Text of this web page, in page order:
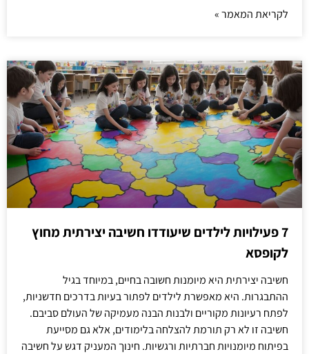
לקריאת המאמר »
7 פעילויות לילדים שיעודדו חשיבה יצירתית מחוץ
לקופסא
חשיבה יצירתית היא מיומנות חשובה בחיים, במיוחד בגיל
ההתבגרות. היא מאפשרת לילדים לפתור בעיות בדרכים חדשניות,
לפתח רעיונות מקוריים ולבנות הבנה מעמיקה של העולם סביבם.
חשיבה זו לא רק תורמת להצלחה בלימודים, אלא גם מסייעת
בפיתוח מיומנויות חברתיות ורגשיות. חינוך המעניק דגש על חשיבה